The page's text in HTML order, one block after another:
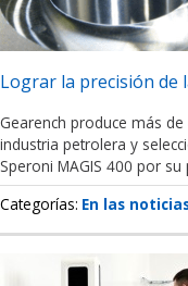
Lograr la precisión de
Gearench produce más
industria petrolera y
Speroni MAGIS 400 por su
Categorías En las